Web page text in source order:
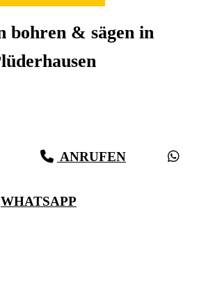
bohren & sägen in
ANRUFEN
WHATSAPP